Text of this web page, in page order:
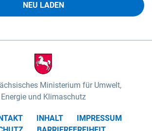
NEU LADEN
Ministerium für Umwelt,
Energie und Klimaschutz
INHALT
IMPRESSUM